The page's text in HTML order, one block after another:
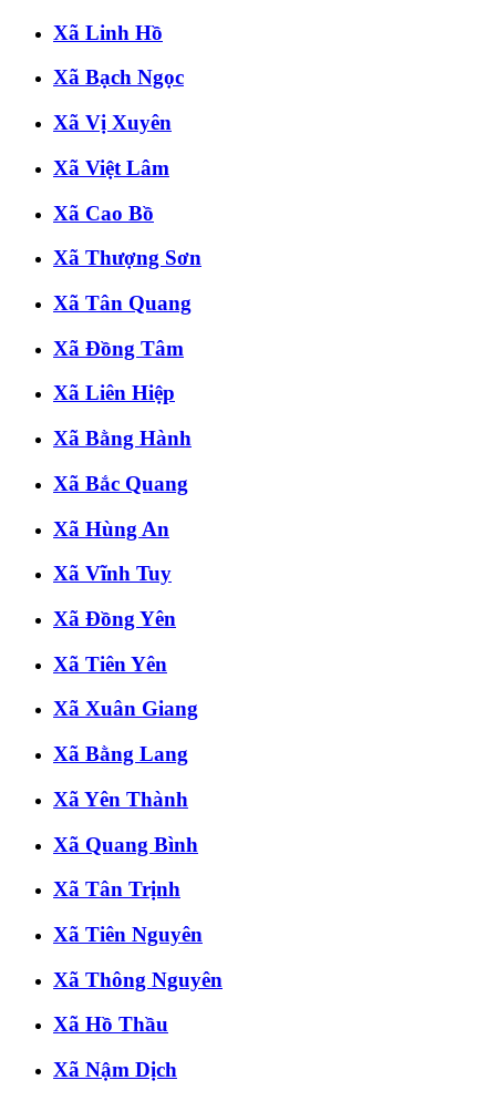
Xã Linh Hồ
Xã Bạch Ngọc
Xã Vị Xuyên
Xã Việt Lâm
Xã Cao Bồ
Xã Thượng Sơn
Xã Tân Quang
Xã Đồng Tâm
Xã Liên Hiệp
Xã Bằng Hành
Xã Bắc Quang
Xã Hùng An
Xã Vĩnh Tuy
Xã Đồng Yên
Xã Tiên Yên
Xã Xuân Giang
Xã Bằng Lang
Xã Yên Thành
Xã Quang Bình
Xã Tân Trịnh
Xã Tiên Nguyên
Xã Thông Nguyên
Xã Hồ Thầu
Xã Nậm Dịch